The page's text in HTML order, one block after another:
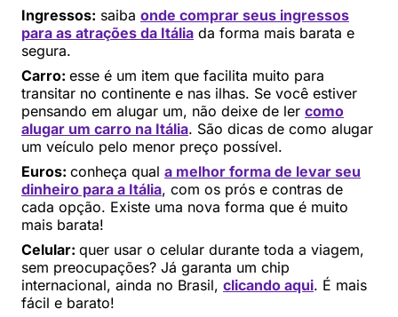
Ingressos: saiba onde comprar seus ingressos
para as atrações da Itália da forma mais barata e
segura.
Carro: esse é um item que facilita muito para
transitar no continente e nas ilhas. Se você estiver
pensando em alugar um, não deixe de ler como
alugar um carro na Itália. São dicas de como alugar
um veículo pelo menor preço possível.
Euros: conheça qual a melhor forma de levar seu
dinheiro para a Itália, com os prós e contras de
cada opção. Existe uma nova forma que é muito
mais barata!
Celular: quer usar o celular durante toda a viagem,
sem preocupações? Já garanta um chip
internacional, ainda no Brasil, clicando aqui. É mais
fácil e barato!